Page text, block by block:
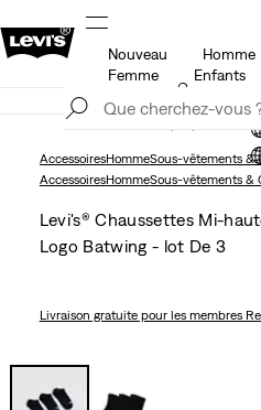
Unidays: Les
Nouveau
Homme
Femme
Enfants
Politique de livraison et de
S'inscrire
AccessoiresHommeSous-vêtements &
AccessoiresHommeSous-vêtements &
Levi's® Chaussettes Mi-
Logo Batwing - lot De 3
Livraison gratuitepour les membres